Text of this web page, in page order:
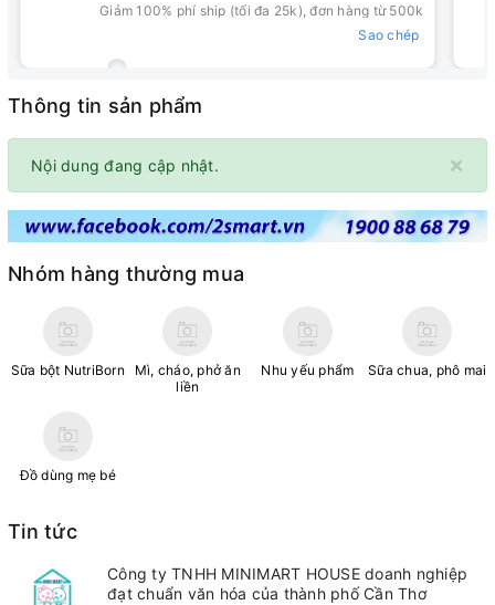
Giảm 100% phí ship (tối đa 25k), đơn hàng từ 500k
Sao chép
Thông tin sản phẩm
×
Nội dung đang cập nhật.
Nhóm hàng thường mua
Sữa bột NutriBorn
Mì, cháo, phở ăn
liền
Nhu yếu phẩm Sữa chua, phô mai
Đồ dùng mẹ bé
Tin tức
Công ty TNHH MINIMART HOUSE doanh nghiệp
đạt chuẩn văn hóa của thành phố Cần Thơ